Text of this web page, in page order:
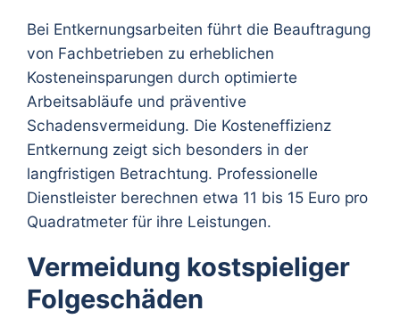
Bei Entkernungsarbeiten führt die Beauftragung
von Fachbetrieben zu erheblichen
Kosteneinsparungen durch optimierte
Arbeitsabläufe und präventive
Schadensvermeidung. Die Kosteneffizienz
Entkernung zeigt sich besonders in der
langfristigen Betrachtung. Professionelle
Dienstleister berechnen etwa 11 bis 15 Euro pro
Quadratmeter für ihre Leistungen.
Vermeidung kostspieliger
Folgeschäden